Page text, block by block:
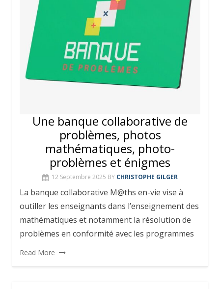
Une banque collaborative de
problèmes, photos
mathématiques, photo-
problèmes et énigmes
12 Septembre 2025 BY CHRISTOPHE GILGER
La banque collaborative M@ths en-vie vise à
outiller les enseignants dans l’enseignement des
mathématiques et notamment la résolution de
problèmes en conformité avec les programmes
Read More